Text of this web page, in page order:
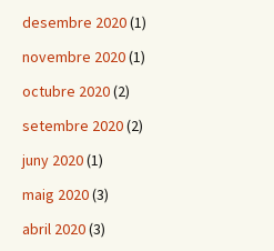
desembre 2020(1)
novembre 2020(1)
octubre 2020(2)
setembre 2020(2)
juny 2020(1)
maig 2020(3)
abril 2020(3)